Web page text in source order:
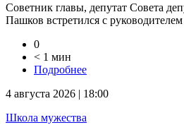
Советник главы, депутат Совета
Пашков встретился с руководителем
0
< 1 мин
Подробнее
4 августа 2026 | 18:00
Школа мужества